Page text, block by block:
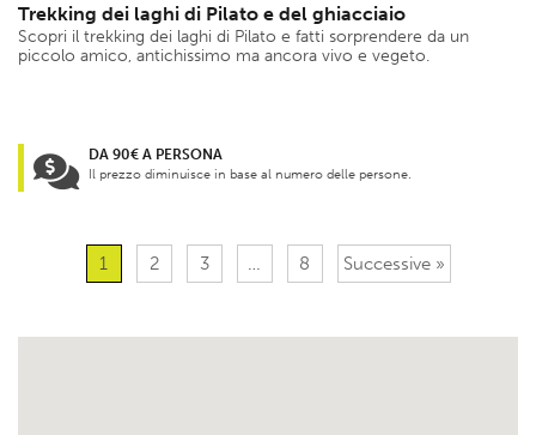
Trekking dei laghi di Pilato e del ghiacciaio
Scopri il trekking dei laghi di Pilato e fatti sorprendere da un
piccolo amico, antichissimo ma ancora vivo e vegeto.
DA 90€ A PERSONA
Il prezzo diminuisce in base al numero delle persone.
1 2 3 … 8 Successive »